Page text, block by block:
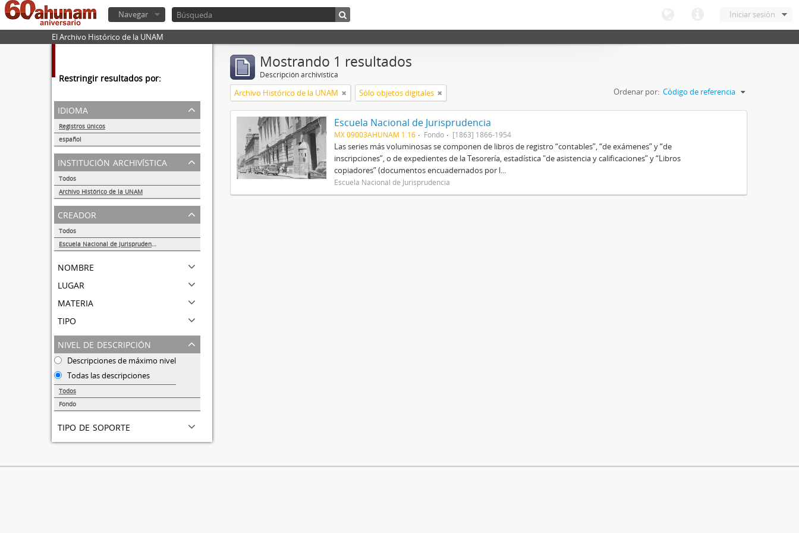
Iniciar sesión
Navegar
El Archivo Histórico de la UNAM
Restringir resultados por:
idioma
Registros únicos
español
1
institución archivística
Todos
Archivo Histórico de la UNAM
1
creador
Todos
Escuela Nacional de Jurisprudencia
nombre
lugar
materia
tipo
nivel de descripción
Descripciones de máximo nivel
Todas las descripciones
Todos
Fondo
tipo de soporte
Mostrando 1 resultados
Descripción archivística
Archivo Histórico de la UNAM Sólo objetos digitales Ordenar por: Código de referencia
Escuela Nacional de Jurisprudencia
MX 09003AHUNAM 1.16 Fondo [1863] 1866-1954
Las series más voluminosas se componen de libros de registro “contables”, “de exámenes” y “de
inscripciones”, o de expedientes de la Tesorería, estadística "de asistencia y calificaciones” y “Libros
copiadores” (documentos encuadernados por l...
Escuela Nacional de Jurisprudencia